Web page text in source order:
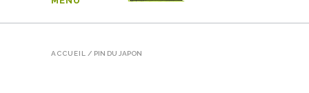
ACCUEIL / PIN DU JAPON